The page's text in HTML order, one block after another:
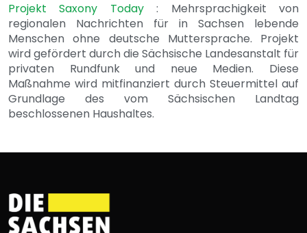
Projekt Saxony Today: Mehrsprachigkeit von
regionalen Nachrichten für in Sachsen lebende
Menschen ohne deutsche Muttersprache. Projekt
wird gefördert durch die Sächsische Landesanstalt für
privaten Rundfunk und neue Medien. Diese
Maßnahme wird mitfinanziert durch Steuermittel auf
Grundlage des vom Sächsischen Landtag
beschlossenen Haushaltes.